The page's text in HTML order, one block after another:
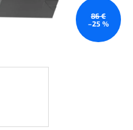
86 €
–25 %